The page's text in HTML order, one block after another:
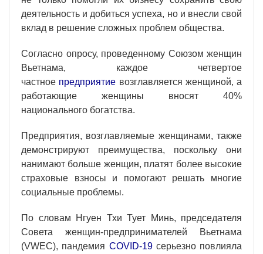
деятельность и добиться успеха, но и внесли свой
вклад в решение сложных проблем общества.
Согласно опросу, проведенному Союзом женщин
Вьетнама, каждое четвертое
частное предприятие возглавляется женщиной, а
работающие женщины вносят 40%
национального богатства.
Предприятия, возглавляемые женщинами, также
демонстрируют преимущества, поскольку они
нанимают больше женщин, платят более высокие
страховые взносы и помогают решать многие
социальные проблемы.
По словам Нгуен Тхи Тует Минь, председателя
Совета женщин-предпринимателей Вьетнама
(VWEC), пандемия COVID-19серьезно повлияла